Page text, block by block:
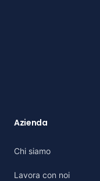
Azienda
Chi siamo
Lavora con noi